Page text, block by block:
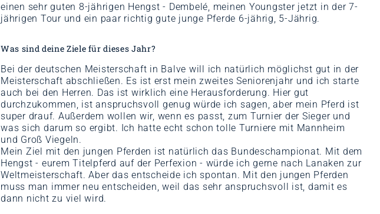
einen sehr guten 8-jährigen Hengst - Dembelé, meinen Youngster jetzt in der 7-
jährigen Tour und ein paar richtig gute junge Pferde 6-jährig, 5-Jährig.
Was sind deine Ziele für dieses Jahr?
Bei der deutschen Meisterschaft in Balve will ich natürlich möglichst gut in der
Meisterschaft abschließen. Es ist erst mein zweites Seniorenjahr und ich starte
auch bei den Herren. Das ist wirklich eine Herausforderung. Hier gut
durchzukommen, ist anspruchsvoll genug würde ich sagen, aber mein Pferd ist
super drauf. Außerdem wollen wir, wenn es passt, zum Turnier der Sieger und
was sich darum so ergibt. Ich hatte echt schon tolle Turniere mit Mannheim
und Groß Viegeln.
Mein Ziel mit den jungen Pferden ist natürlich das Bundeschampionat. Mit dem
Hengst - eurem Titelpferd auf der Perfexion - würde ich gerne nach Lanaken zur
Weltmeisterschaft. Aber das entscheide ich spontan. Mit den jungen Pferden
muss man immer neu entscheiden, weil das sehr anspruchsvoll ist, damit es
dann nicht zu viel wird.